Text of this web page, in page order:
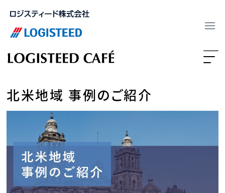
北米地域 事例のご紹介